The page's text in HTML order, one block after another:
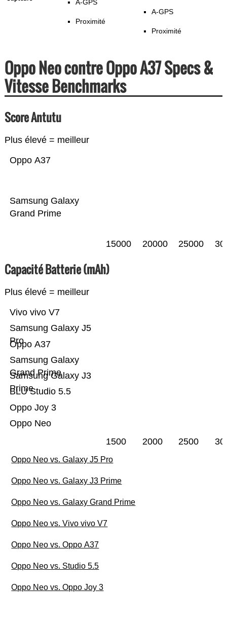
A-GPS
Proximité
A-GPS
Proximité
Oppo Neo contre Oppo A37 Specs &
Vitesse Benchmarks
Score Antutu
Plus élevé = meilleur
Samsung Galaxy
Grand Prime
Oppo A37
15000 20000 25000
Capacité Batterie (mAh)
Plus élevé = meilleur
Oppo Neo
Oppo Joy 3
BLU Studio 5.5
Samsung Galaxy J3
Prime
Samsung Galaxy
Grand Prime
Oppo A37
Samsung Galaxy J5
Pro
Vivo vivo V7
1500 2000 2500
Oppo Neo vs. Galaxy J5 Pro
Oppo Neo vs. Galaxy J3 Prime
Oppo Neo vs. Galaxy Grand Prime
Oppo Neo vs. Vivo vivo V7
Oppo Neo vs. Oppo A37
Oppo Neo vs. Studio 5.5
Oppo Neo vs. Oppo Joy 3